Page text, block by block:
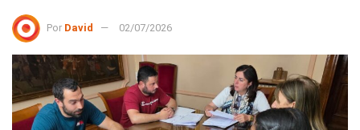
Por David 02/07/2026